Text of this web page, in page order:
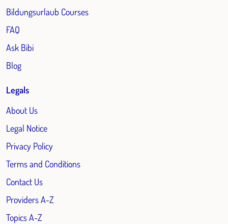
Bildungsurlaub Courses
FAQ
Ask Bibi
Blog
Legals
About Us
Legal Notice
Privacy Policy
Terms and Conditions
Contact Us
Providers A-Z
Topics A-Z